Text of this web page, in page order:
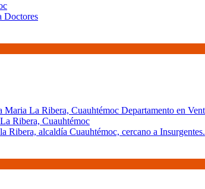
Doctores
Ribera, Cuauhtémoc
Ribera, alcaldía Cuauhtémoc, cercano a Insurgentes.